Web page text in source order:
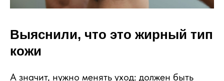
Выяснили, что это жирный тип
кожи
А значит, нужно менять уход: должен быть